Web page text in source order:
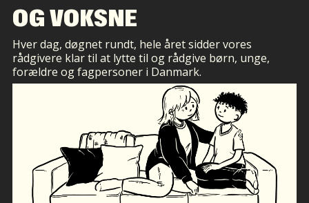
OG VOKSNE
Hver dag, døgnet rundt, hele året sidder vores
rådgivere klar til at lytte til og rådgive børn, unge,
forældre og fagpersoner i Danmark.